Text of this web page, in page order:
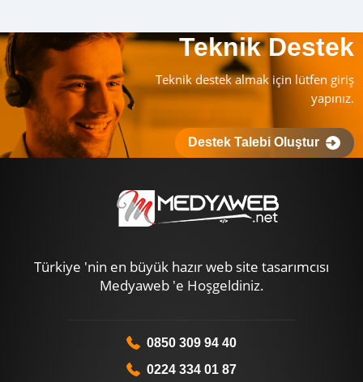
Teknik Destek
Teknik destek almak için lütfen giriş
yapınız.
Destek Talebi Oluştur
Türkiye 'nin en büyük hazır web site tasarımcısı
Medyaweb 'e Hoşgeldiniz.
0850 309 94 40
0224 334 01 87